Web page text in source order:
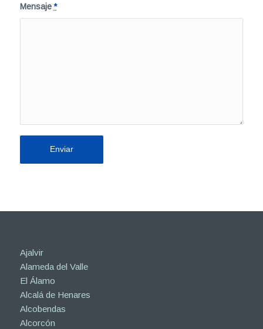
Mensaje*
Ajalvir
Alameda del Valle
El Álamo
Alcalá de Henares
Alcobendas
Alcorcón